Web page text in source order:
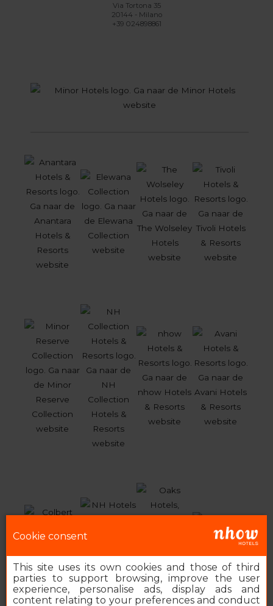
Via Tortona 35
20144 - Milano
+39 024898861
Cookie consent
This site uses its own cookies and those of third
parties to support browsing, improve the user
experience, personalise ads, display ads and
content relating to your preferences and conduct